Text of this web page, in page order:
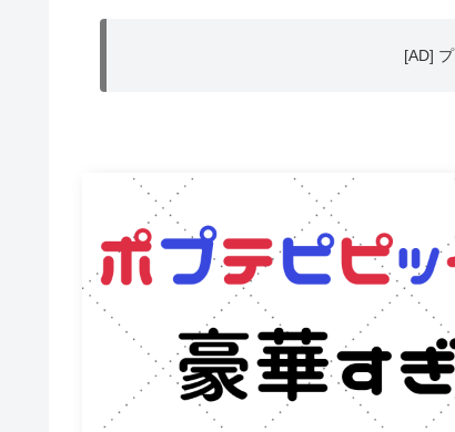
[AD]